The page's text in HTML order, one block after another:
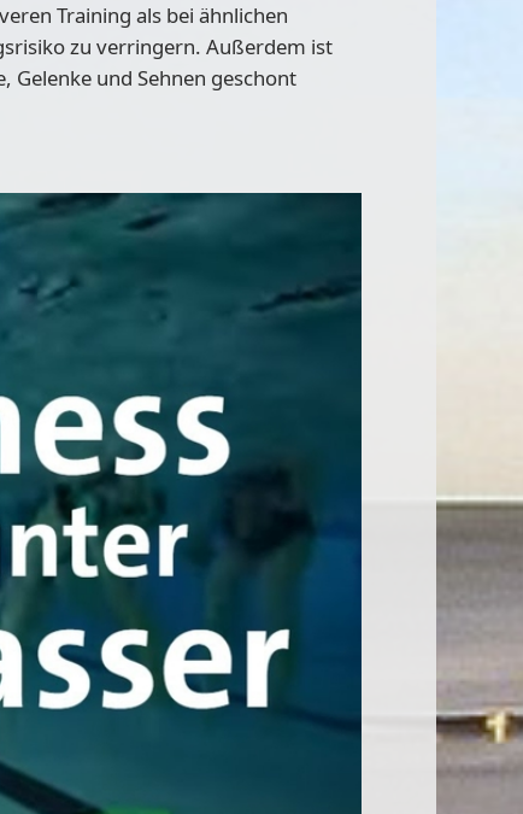
Training als bei ähnlichen
zu verringern. Außerdem ist
Gelenke und Sehnen geschont